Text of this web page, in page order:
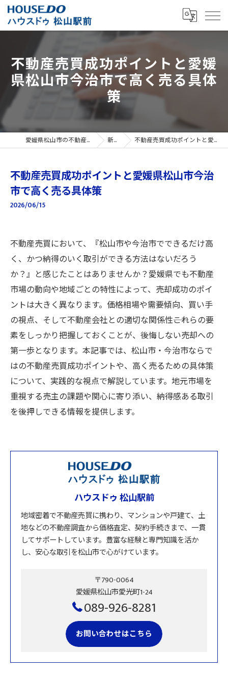
不動産売買成功ポイントと愛媛
県松山市今治市で高く売る具体
策
愛媛県松山市の不動産売買ならハウスドゥ 松山駅前 新着情報 不動産売買成功ポイントと愛媛県松山市今治市で高く売る具体策
不動産売買成功ポイントと愛媛県松山市今治
市で高く売る具体策
2026/06/15
不動産売買において、『松山市や今治市でできるだけ高
く、かつ納得のいく取引ができる方法はないだろう
か？』と感じたことはありませんか？愛媛県でも不動産
市場の動向や地域ごとの特性によって、売却成功のポイ
ントは大きく異なります。価格相場や需要傾向、買い手
の視点、そして不動産会社との適切な関係性――これらの要
素をしっかり把握しておくことが、後悔しない売却への
第一歩となります。本記事では、松山市・今治市ならで
はの不動産売買成功ポイントや、高く売るための具体策
について、実践的な視点で解説しています。地元市場を
重視する売主の課題や関心に寄り添い、納得感ある取引
を後押しできる情報を提供します。
ハウスドゥ 松山駅前
地域密着で不動産売買に携わり、マンションや戸建て、土
地などの不動産調査から価格査定、契約手続きまで、一貫
してサポートしています。豊富な経験と専門知識を活か
し、安心な取引を松山市で心がけています。
〒790-0064
愛媛県松山市愛光町1-24
089-926-8281
お問い合わせはこちら